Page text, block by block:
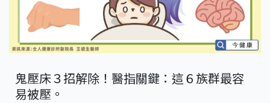
鬼壓床３招解除！醫指關鍵：這６族群最容
易被壓。